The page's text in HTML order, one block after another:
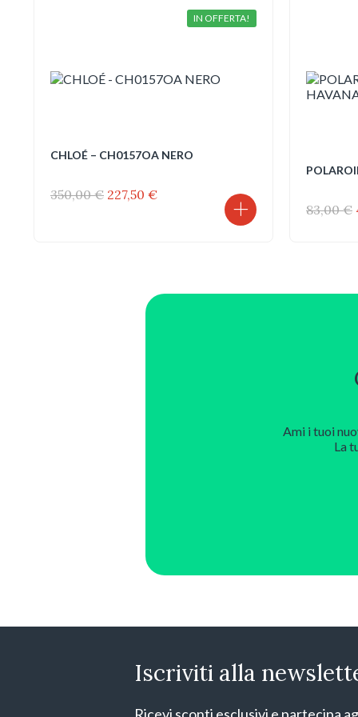
IN OFFERTA!
CHLOÉ – CH0157OA NERO
350,00€ Il
227,50 €Il
83,00€
Ami i tuoi
La
Iscriviti alla